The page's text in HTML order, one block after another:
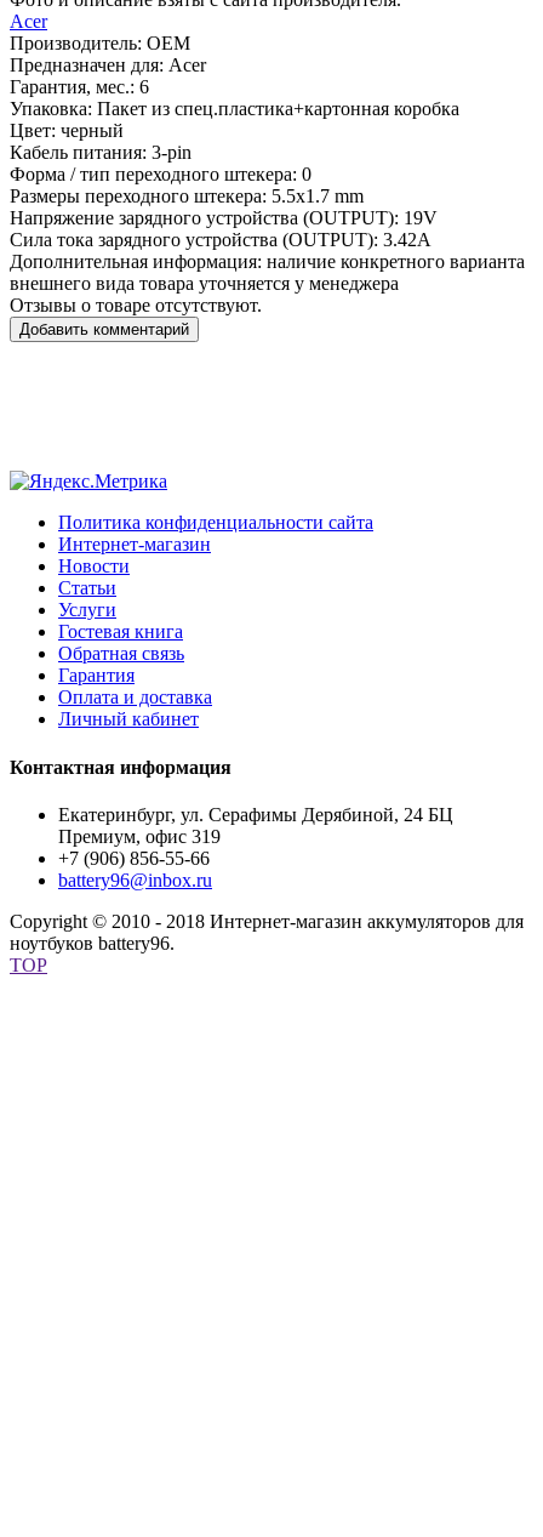
Acer
Производитель: OEM
Предназначен для: Acer
Гарантия, мес.: 6
Упаковка: Пакет из спец.пластика+картонная коробка
Цвет: черный
Кабель питания: 3-pin
Форма / тип переходного штекера: 0
Размеры переходного штекера: 5.5x1.7 mm
Напряжение зарядного устройства (OUTPUT): 19V
Сила тока зарядного устройства (OUTPUT): 3.42A
Дополнительная информация: наличие конкретного варианта
внешнего вида товара уточняется у менеджера
Отзывы о товаре отсутствуют.
Добавить комментарий
Политика конфиденциальности сайта
Интернет-магазин
Новости
Статьи
Услуги
Гостевая книга
Обратная связь
Гарантия
Оплата и доставка
Личный кабинет
Контактная информация
Екатеринбург, ул. Серафимы Дерябиной, 24 БЦ
Премиум, офис 319
+7 (906) 856-55-66
battery96@inbox.ru
Copyright © 2010 - 2018 Интернет-магазин аккумуляторов для
ноутбуков battery96.
TOP